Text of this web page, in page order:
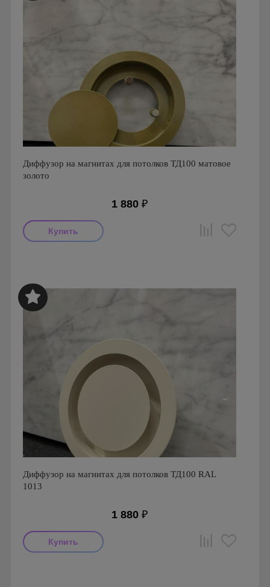
Диффузор на магнитах для потолков ТД100 матовое
золото
1 880 ₽
Диффузор на магнитах для потолков ТД100 RAL
1013
1 880 ₽